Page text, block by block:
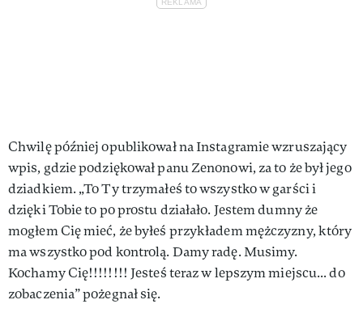
Chwilę później opublikował na Instagramie wzruszający
wpis, gdzie podziękował panu Zenonowi, za to że był jego
dziadkiem. „To Ty trzymałeś to wszystko w garści i
dzięki Tobie to po prostu działało. Jestem dumny że
mogłem Cię mieć, że byłeś przykładem mężczyzny, który
ma wszystko pod kontrolą. Damy radę. Musimy.
Kochamy Cię!!!!!!!! Jesteś teraz w lepszym miejscu... do
zobaczenia” pożegnał się.